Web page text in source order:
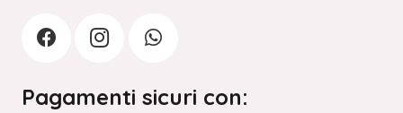
Pagamenti sicuri con: